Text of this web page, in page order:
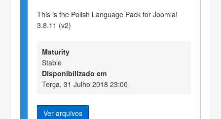
This is the Polish Language Pack for Joomla!
3.8.11 (v2)
Maturity
Stable
Disponibilizado em
Terça, 31 Julho 2018 23:00
Ver arquivos